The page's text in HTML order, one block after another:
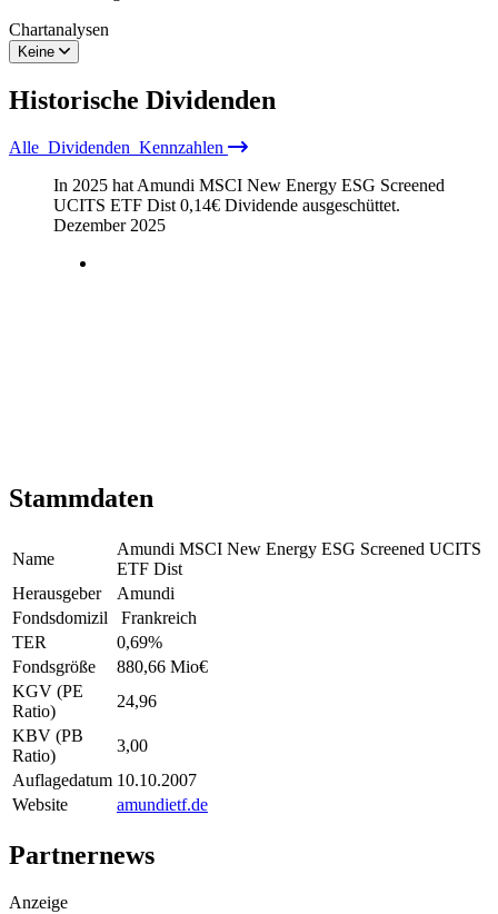
Chartanalysen
Keine
Historische Dividenden
Alle Dividenden Kennzahlen
In 2025 hat Amundi MSCI New Energy ESG Screened
UCITS ETF Dist 0,14€ Dividende ausgeschüttet.
Dezember 2025
Stammdaten
Name
Amundi MSCI New Energy ESG Screened UCITS
ETF Dist
Herausgeber
Amundi
Fondsdomizil
Frankreich
TER
0,69%
Fondsgröße
880,66 Mio€
KGV (PE
Ratio)
24,96
KBV (PB
Ratio)
3,00
Auflagedatum 10.10.2007
Website
amundietf.de
Partnernews
Anzeige